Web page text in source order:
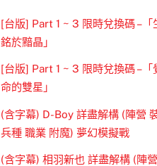
[台版] Part 1 ~ 3 限時兌換碼 –「
銘於黯晶」
[台版] Part 1 ~ 3 限時兌換碼 –「
命的雙星」
(含字幕) D-Boy 詳盡解構 (陣營
兵種 職業 附魔) 夢幻模擬戰
(含字幕) 相羽新也 詳盡解構 (陣